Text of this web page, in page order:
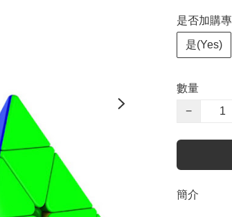
是否加購
是(Yes)
數量
−
簡介